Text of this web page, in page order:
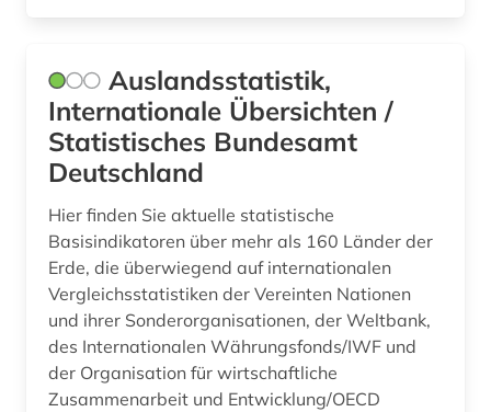
globalisierung (3)
gottfried wilhelm leibniz (1)
griechenland (1)
großbritannien (4)
grundsicherung für arbeitsuchende (1)
guatemala (1)
handbuch (1)
Auslandsstatistik,
Internationale Übersichten /
Statistisches Bundesamt
Deutschland
Hier finden Sie aktuelle statistische
Basisindikatoren über mehr als 160 Länder der
Erde, die überwiegend auf internationalen
Vergleichsstatistiken der Vereinten Nationen
und ihrer Sonderorganisationen, der Weltbank,
des Internationalen Währungsfonds/IWF und
der Organisation für wirtschaftliche
Zusammenarbeit und Entwicklung/OECD